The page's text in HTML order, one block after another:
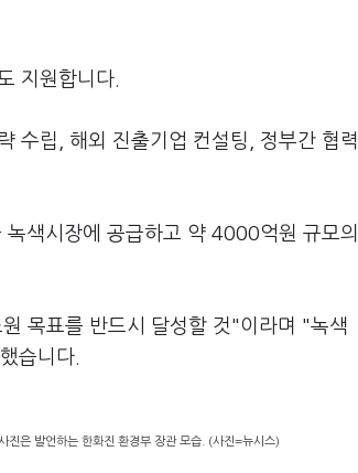
지원합니다.
수립, 해외 진출기업 컨설팅, 정부간 협력
색시장에 공급하고 약 4000억원 규모의
목표를 반드시 달성할 것"이라며 "녹색
습니다.
진은 발언하는 한화진 환경부 장관 모습. (사진=뉴시스)